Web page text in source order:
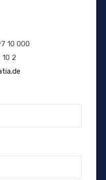
10 000
10 2